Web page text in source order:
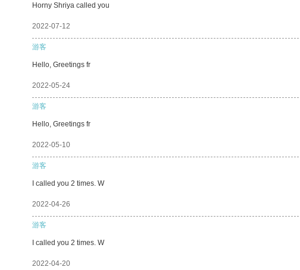
Horny Shriya called you
2022-07-12
游客
Hello, Greetings fr
2022-05-24
游客
Hello, Greetings fr
2022-05-10
游客
I called you 2 times. W
2022-04-26
游客
I called you 2 times. W
2022-04-20